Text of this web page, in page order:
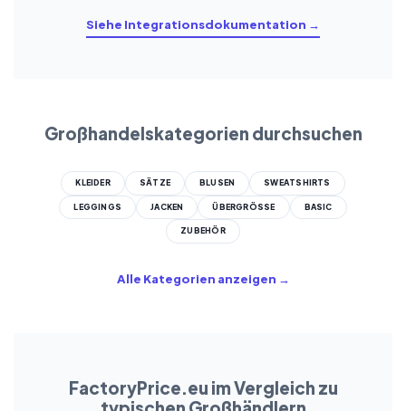
Siehe Integrationsdokumentation →
Großhandelskategorien durchsuchen
KLEIDER SÄTZE BLUSEN SWEATSHIRTS
LEGGINGS JACKEN ÜBERGRÖSSE BASIC
ZUBEHÖR
Alle Kategorien anzeigen →
FactoryPrice.eu im Vergleich zu